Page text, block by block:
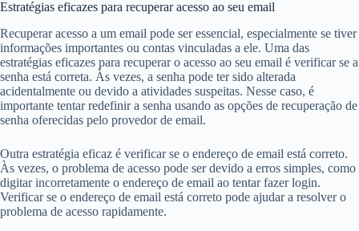
Estratégias eficazes para recuperar acesso ao seu email
Recuperar acesso a um email pode ser essencial, especialmente se tiver
informações importantes ou contas vinculadas a ele. Uma das
estratégias eficazes para recuperar o acesso ao seu email é verificar se a
senha está correta. Às vezes, a senha pode ter sido alterada
acidentalmente ou devido a atividades suspeitas. Nesse caso, é
importante tentar redefinir a senha usando as opções de recuperação de
senha oferecidas pelo provedor de email.
Outra estratégia eficaz é verificar se o endereço de email está correto.
Às vezes, o problema de acesso pode ser devido a erros simples, como
digitar incorretamente o endereço de email ao tentar fazer login.
Verificar se o endereço de email está correto pode ajudar a resolver o
problema de acesso rapidamente.